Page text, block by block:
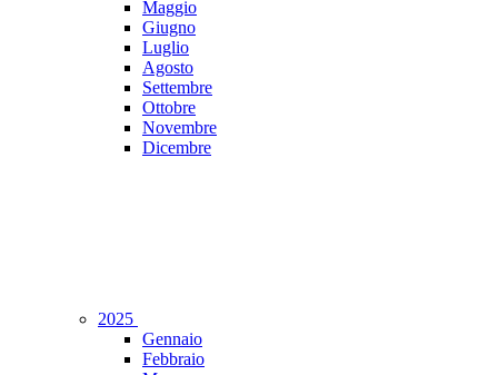
Maggio
Giugno
Luglio
Agosto
Settembre
Ottobre
Novembre
Dicembre
2025
Gennaio
Febbraio